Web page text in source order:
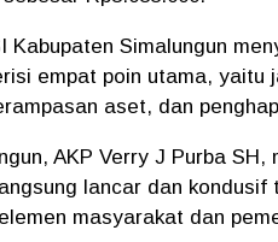
Kabupaten Simalungun
empat poin utama, yaitu
aset, dan
AKP Verry J Purba
lancar dan
masyarakat dan